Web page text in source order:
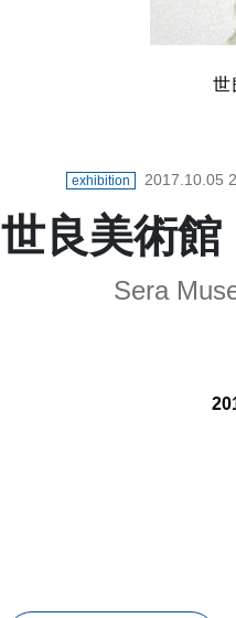
世
exhibition 2017.10.05
世良美術館
Sera